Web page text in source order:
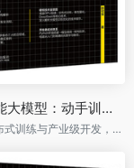
《人工智能大模型：动手训练大模型基础》
系统掌握分布式训练与产业级开发，成为大模型实战高手